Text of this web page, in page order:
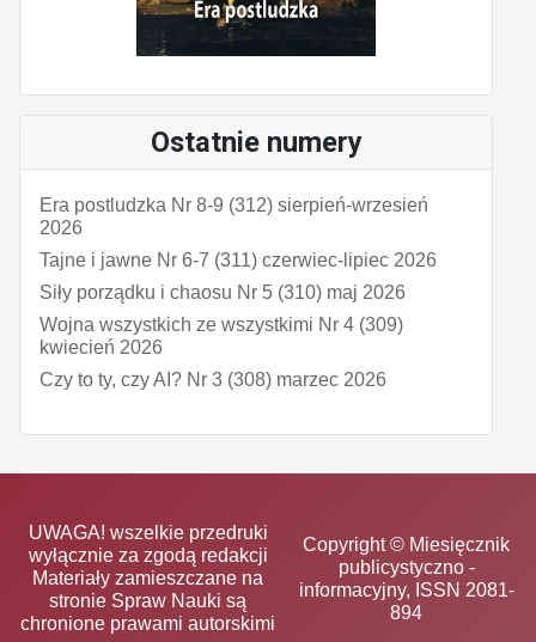
Ostatnie numery
Era postludzka Nr 8-9 (312) sierpień-wrzesień
2026
Tajne i jawne Nr 6-7 (311) czerwiec-lipiec 2026
Siły porządku i chaosu Nr 5 (310) maj 2026
Wojna wszystkich ze wszystkimi Nr 4 (309)
kwiecień 2026
Czy to ty, czy AI? Nr 3 (308) marzec 2026
UWAGA! wszelkie przedruki
wyłącznie za zgodą redakcji
Materiały zamieszczane na
stronie Spraw Nauki są
chronione prawami autorskimi
Copyright © Miesięcznik
publicystyczno -
informacyjny, ISSN 2081-
894